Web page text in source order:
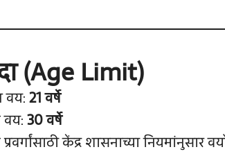
(Age Limit)
वय:21 वर्षे
30 वर्षे
केंद्र शासनाच्या नियमांनुसार